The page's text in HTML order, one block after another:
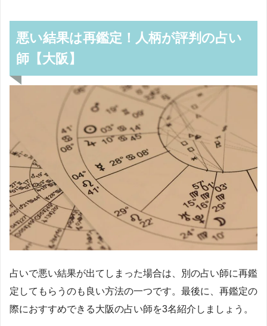
悪い結果は再鑑定！人柄が評判の占い
師【大阪】
占いで悪い結果が出てしまった場合は、別の占い師に再鑑
定してもらうのも良い方法の一つです。最後に、再鑑定の
際におすすめできる大阪の占い師を3名紹介しましょう。